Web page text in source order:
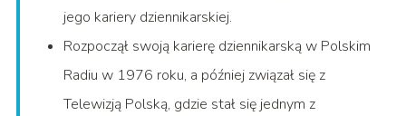
jego kariery dziennikarskiej.
Rozpoczął swoją karierę dziennikarską w Polskim
Radiu w 1976 roku, a później związał się z
Telewizją Polską, gdzie stał się jednym z